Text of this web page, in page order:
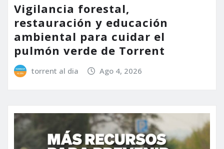
Vigilancia forestal,
restauración y educación
ambiental para cuidar el
pulmón verde de Torrent
torrent al dia Ago 4, 2026